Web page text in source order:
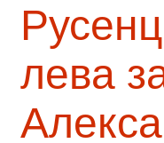
лева